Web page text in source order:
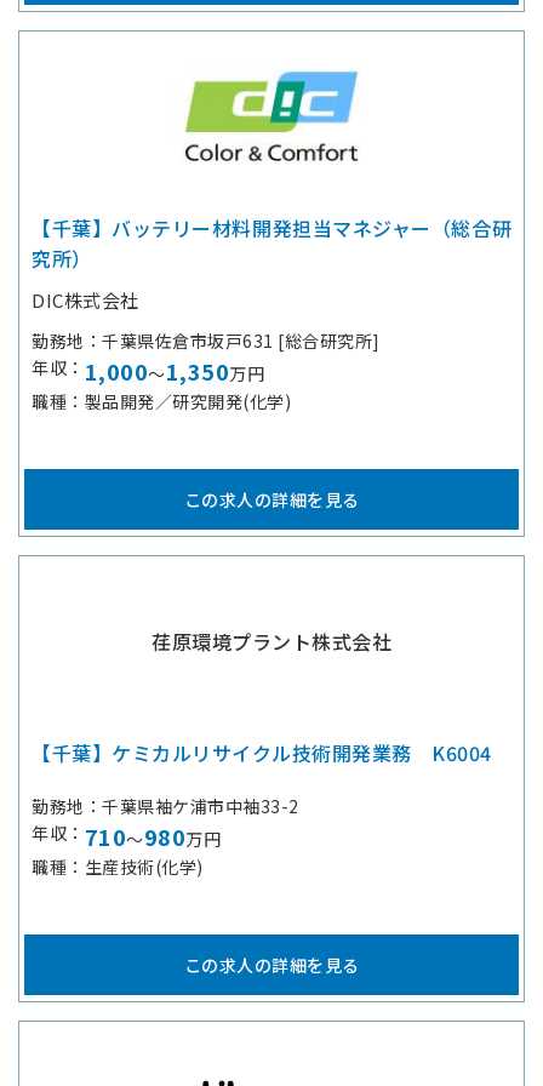
【千葉】バッテリー材料開発担当マネジャー（総合研
究所）
DIC株式会社
勤務地
千葉県佐倉市坂戸631 [総合研究所]
年収
1,000～1,350万円
職種
製品開発／研究開発(化学)
この求人の詳細を見る
荏原環境プラント株式会社
【千葉】ケミカルリサイクル技術開発業務 K6004
勤務地
千葉県袖ケ浦市中袖33-2
年収
710～980万円
職種
生産技術(化学)
この求人の詳細を見る